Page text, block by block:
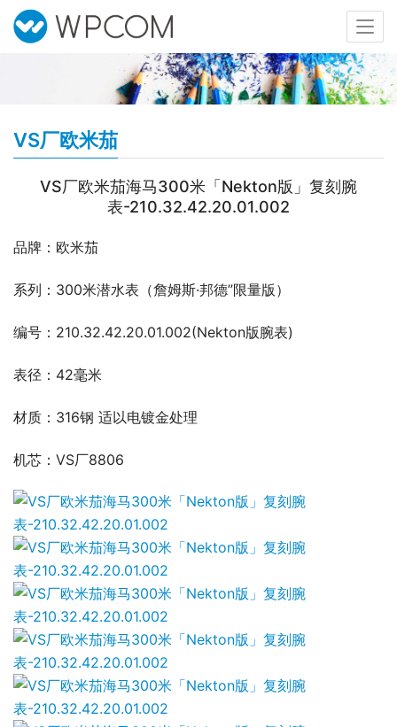
VS厂欧米茄
VS厂欧米茄海马300米「Nekton版」复刻腕
表-210.32.42.20.01.002
品牌：欧米茄
系列：300米潜水表（詹姆斯·邦德”限量版）
编号：210.32.42.20.01.002(Nekton版腕表)
表径：42毫米
材质：316钢 适以电镀金处理
机芯：VS厂8806